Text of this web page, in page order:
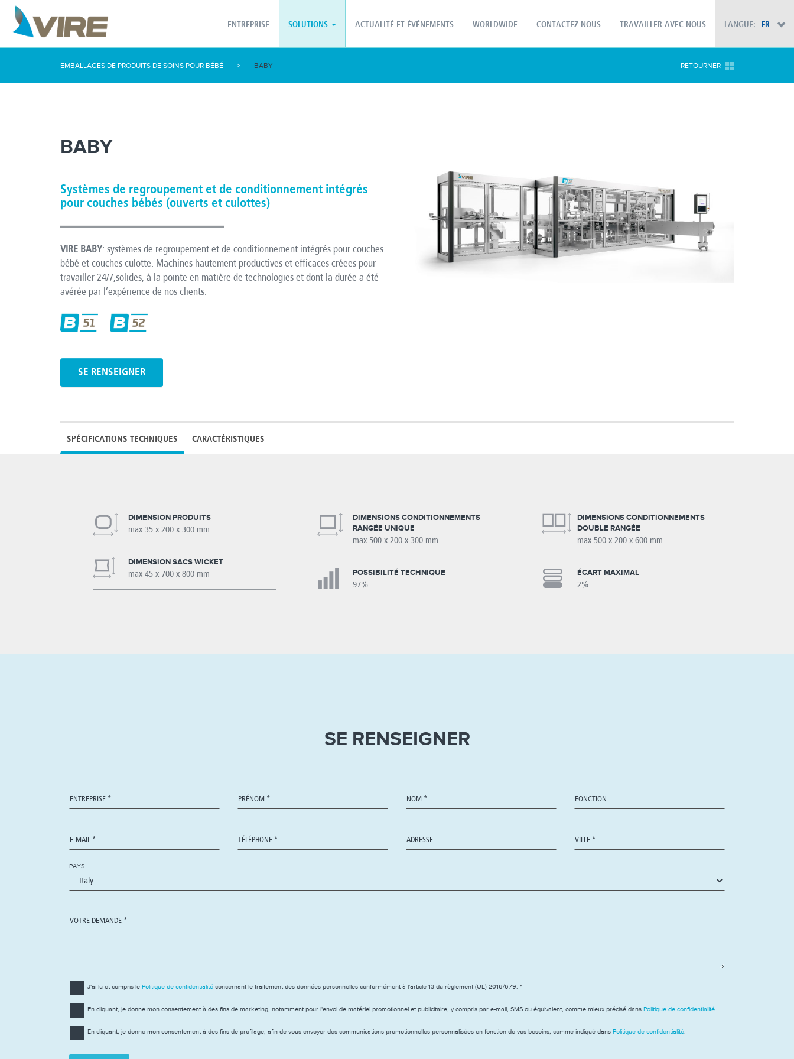
ENTREPRISE SOLUTIONS ACTUALITÉ ET ÉVÉNEMENTS WORLDWIDE CONTACTEZ-NOUS TRAVAILLER AVEC NOUS LANGUE: FR
ZH - 汉语
EMBALLAGES DE PRODUITS DE SOINS POUR BÉBÉ > BABY RETOURNER
BABY
Systèmes de regroupement et de conditionnement intégrés
pour couches bébés (ouverts et culottes)
VIRE BABY: systèmes de regroupement et de conditionnement intégrés pour couches
bébé et couches culotte. Machines hautement productives et efficaces créees pour
travailler 24/7,solides, à la pointe en matière de technologies et dont la durée a été
avérée par l’expérience de nos clients.
SE RENSEIGNER
SPÉCIFICATIONS TECHNIQUES CARACTÉRISTIQUES
DIMENSION PRODUITS
max 35 x 200 x 300 mm
DIMENSION SACS WICKET
max 45 x 700 x 800 mm
DIMENSIONS CONDITIONNEMENTS
RANGÉE UNIQUE
max 500 x 200 x 300 mm
POSSIBILITÉ TECHNIQUE
97%
DIMENSIONS CONDITIONNEMENTS
DOUBLE RANGÉE
max 500 x 200 x 600 mm
ÉCART MAXIMAL
2%
SE RENSEIGNER
PAYS
J'ai lu et compris le Politique de confidentialité concernant le traitement des données personnelles conformément à l'article 13 du règlement (UE) 2016/679. *
En cliquant, je donne mon consentement à des fins de marketing, notamment pour l'envoi de matériel promotionnel et publicitaire, y compris par e-mail, SMS ou équivalent, comme mieux précisé dans Politique de confidentialité
En cliquant, je donne mon consentement à des fins de profilage, afin de vous envoyer des communications promotionnelles personnalisées en fonction de vos besoins, comme indiqué dans Politique de confidentialité